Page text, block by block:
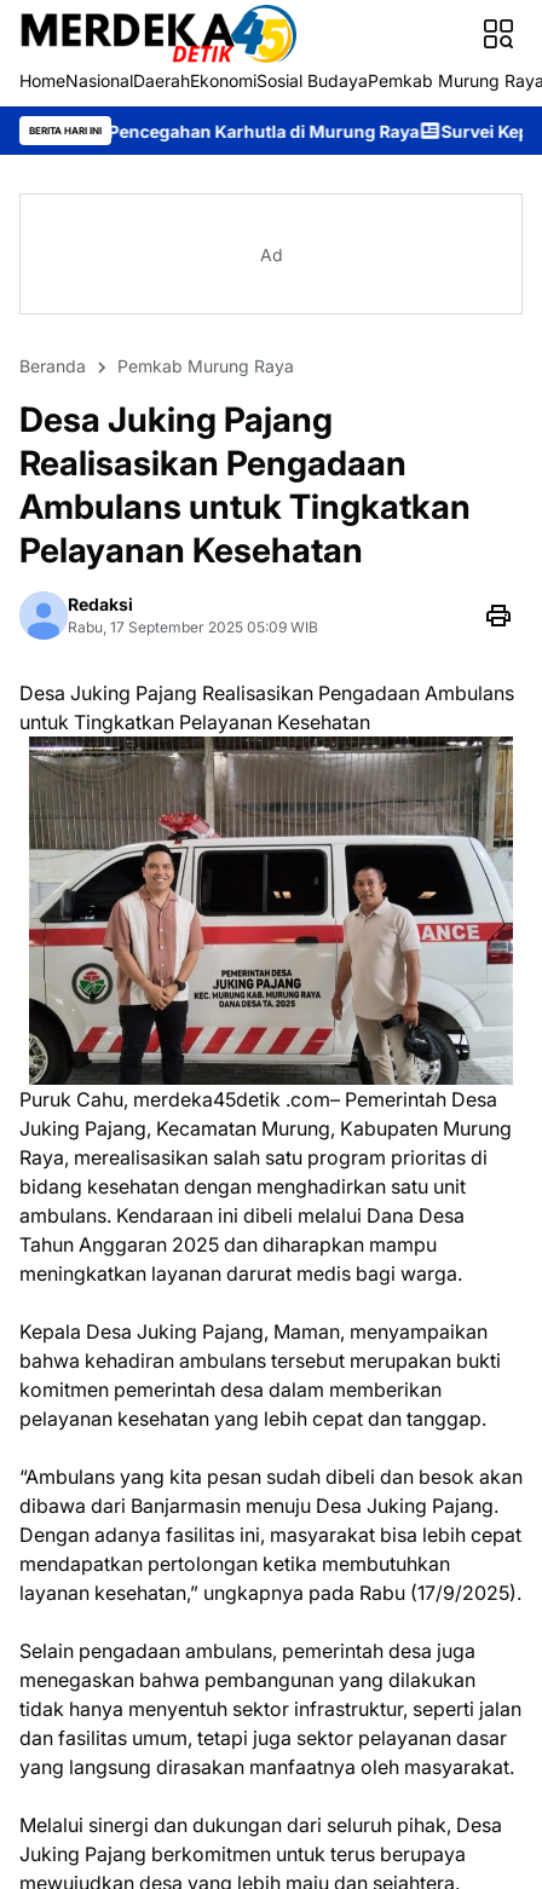
HomeNasionalDaerahEkonomiSosial BudayaPemkab Murung
BERITA HARI INIKarhutla di Murung Raya Survei Kepuasan
Ad
Beranda Pemkab Murung Raya
Desa Juking Pajang
Realisasikan Pengadaan
Ambulans untuk Tingkatkan
Pelayanan Kesehatan
Redaksi
Rabu, 17 September 2025 05:09 WIB
Desa Juking Pajang Realisasikan Pengadaan Ambulans
untuk Tingkatkan Pelayanan Kesehatan
Puruk Cahu, merdeka45detik .com– Pemerintah Desa
Juking Pajang, Kecamatan Murung, Kabupaten Murung
Raya, merealisasikan salah satu program prioritas di
bidang kesehatan dengan menghadirkan satu unit
ambulans. Kendaraan ini dibeli melalui Dana Desa
Tahun Anggaran 2025 dan diharapkan mampu
meningkatkan layanan darurat medis bagi warga.
Kepala Desa Juking Pajang, Maman, menyampaikan
bahwa kehadiran ambulans tersebut merupakan bukti
komitmen pemerintah desa dalam memberikan
pelayanan kesehatan yang lebih cepat dan tanggap.
“Ambulans yang kita pesan sudah dibeli dan besok akan
dibawa dari Banjarmasin menuju Desa Juking Pajang.
Dengan adanya fasilitas ini, masyarakat bisa lebih cepat
mendapatkan pertolongan ketika membutuhkan
layanan kesehatan,” ungkapnya pada Rabu (17/9/2025).
Selain pengadaan ambulans, pemerintah desa juga
menegaskan bahwa pembangunan yang dilakukan
tidak hanya menyentuh sektor infrastruktur, seperti jalan
dan fasilitas umum, tetapi juga sektor pelayanan dasar
yang langsung dirasakan manfaatnya oleh masyarakat.
Melalui sinergi dan dukungan dari seluruh pihak, Desa
Juking Pajang berkomitmen untuk terus berupaya
mewujudkan desa yang lebih maju dan sejahtera.